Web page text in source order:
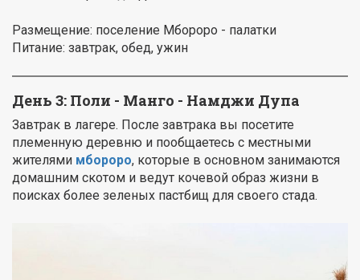
Размещение: поселение Мбороро - палатки
Питание: завтрак, обед, ужин
День 3: Поли - Манго - Намджи Дупа
Завтрак в лагере. После завтрака вы посетите
племенную деревню и пообщаетесь с местными
жителями мбороро, которые в основном занимаются
домашним скотом и ведут кочевой образ жизни в
поисках более зеленых пастбищ для своего стада.